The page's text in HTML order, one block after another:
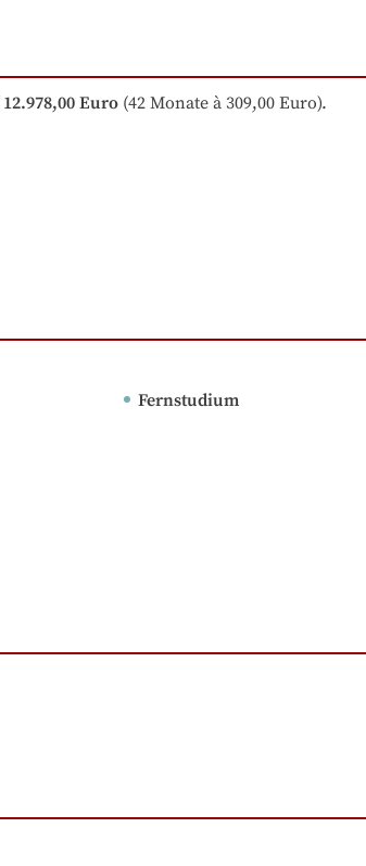
12.978,00 Euro (42 Monate à 309,00 Euro).
Fernstudium